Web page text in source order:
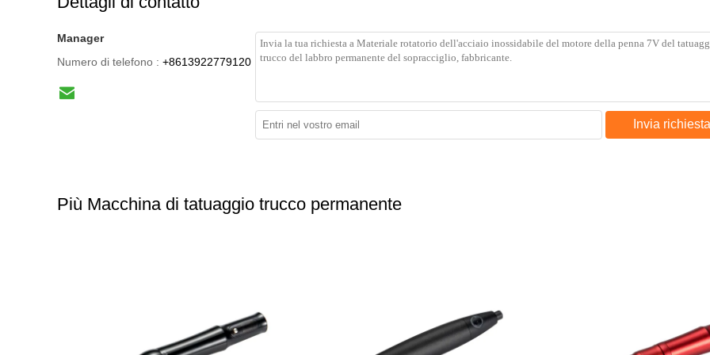
Manager
Numero di telefono : +8613922779120
Invia richiesta
Più Macchina di tatuaggio trucco permanente